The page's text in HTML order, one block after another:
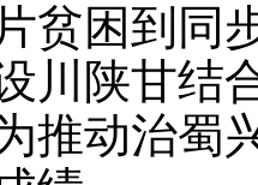
贫困到同
川陕甘结
推动治蜀